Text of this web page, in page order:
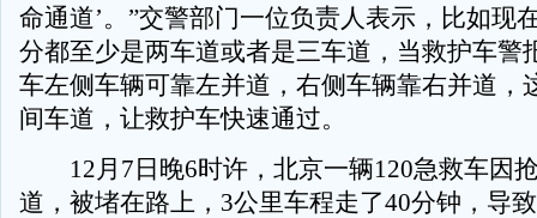
命通道’。”交警部门一位负责人表示，比如现
分都至少是两车道或者是三车道，当救护车警
车左侧车辆可靠左并道，右侧车辆靠右并道，
间车道，让救护车快速通过。
12月7日晚6时许，北京一辆120急救车因
道，被堵在路上，3公里车程走了40分钟，导